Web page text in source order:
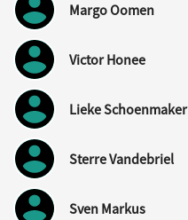
Margo Oomen
Victor Honee
Lieke Schoenmaker
Sterre Vandebriel
Sven Markus